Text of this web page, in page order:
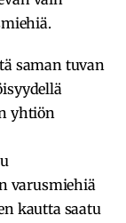
saman tuvan
yhtiön
varusmiehiä
kautta saatu